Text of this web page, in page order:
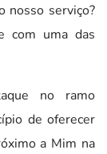
nosso serviço?
com uma das
no ramo
de oferecer
a Mim na